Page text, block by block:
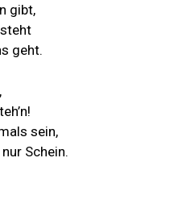
gibt,
geht.
sein,
Schein.